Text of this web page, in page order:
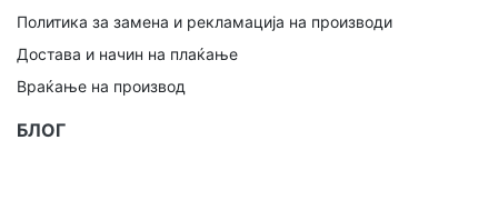
Политика за замена и рекламација на производи
Достава и начин на плаќање
Враќање на производ
БЛОГ